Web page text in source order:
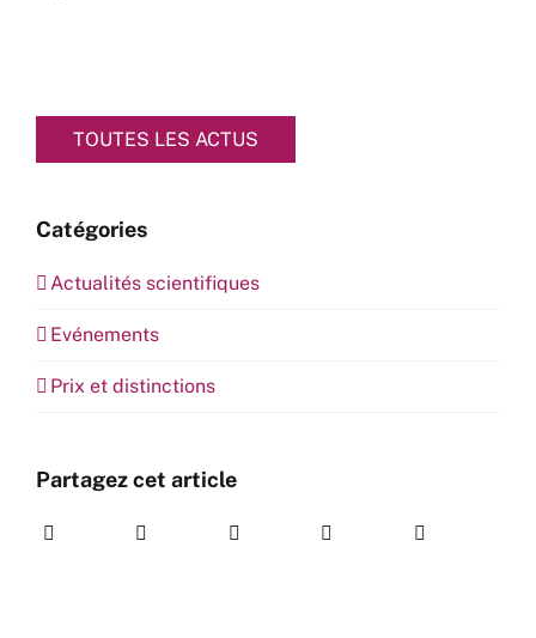
TOUTES LES ACTUS
Catégories
Actualités scientifiques
Evénements
Prix et distinctions
Partagez cet article